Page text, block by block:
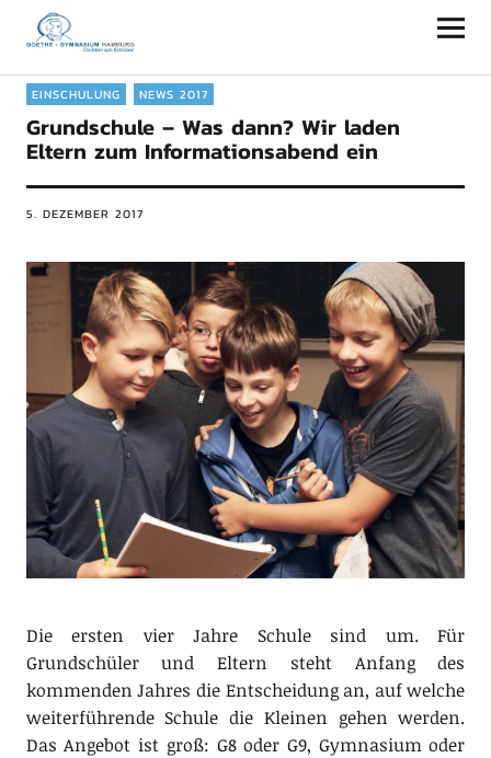
Goethe-Gymnasium Hamburg
EINSCHULUNG NEWS 2017
Grundschule – Was dann? Wir laden
Eltern zum Informationsabend ein
5. DEZEMBER 2017
Die ersten vier Jahre Schule sind um. Für
Grundschüler und Eltern steht Anfang des
kommenden Jahres die Entscheidung an, auf welche
weiterführende Schule die Kleinen gehen werden.
Das Angebot ist groß: G8 oder G9, Gymnasium oder